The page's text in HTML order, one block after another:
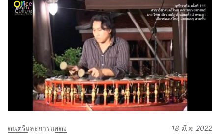
ดนตรีและการแสดง 18 มี.ค. 2022